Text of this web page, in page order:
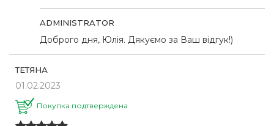
ADMINISTRATOR
Доброго дня, Юлія. Дякуємо за Ваш відгук!)
ТЕТЯНА
01.02.2023
Покупка подтверждена